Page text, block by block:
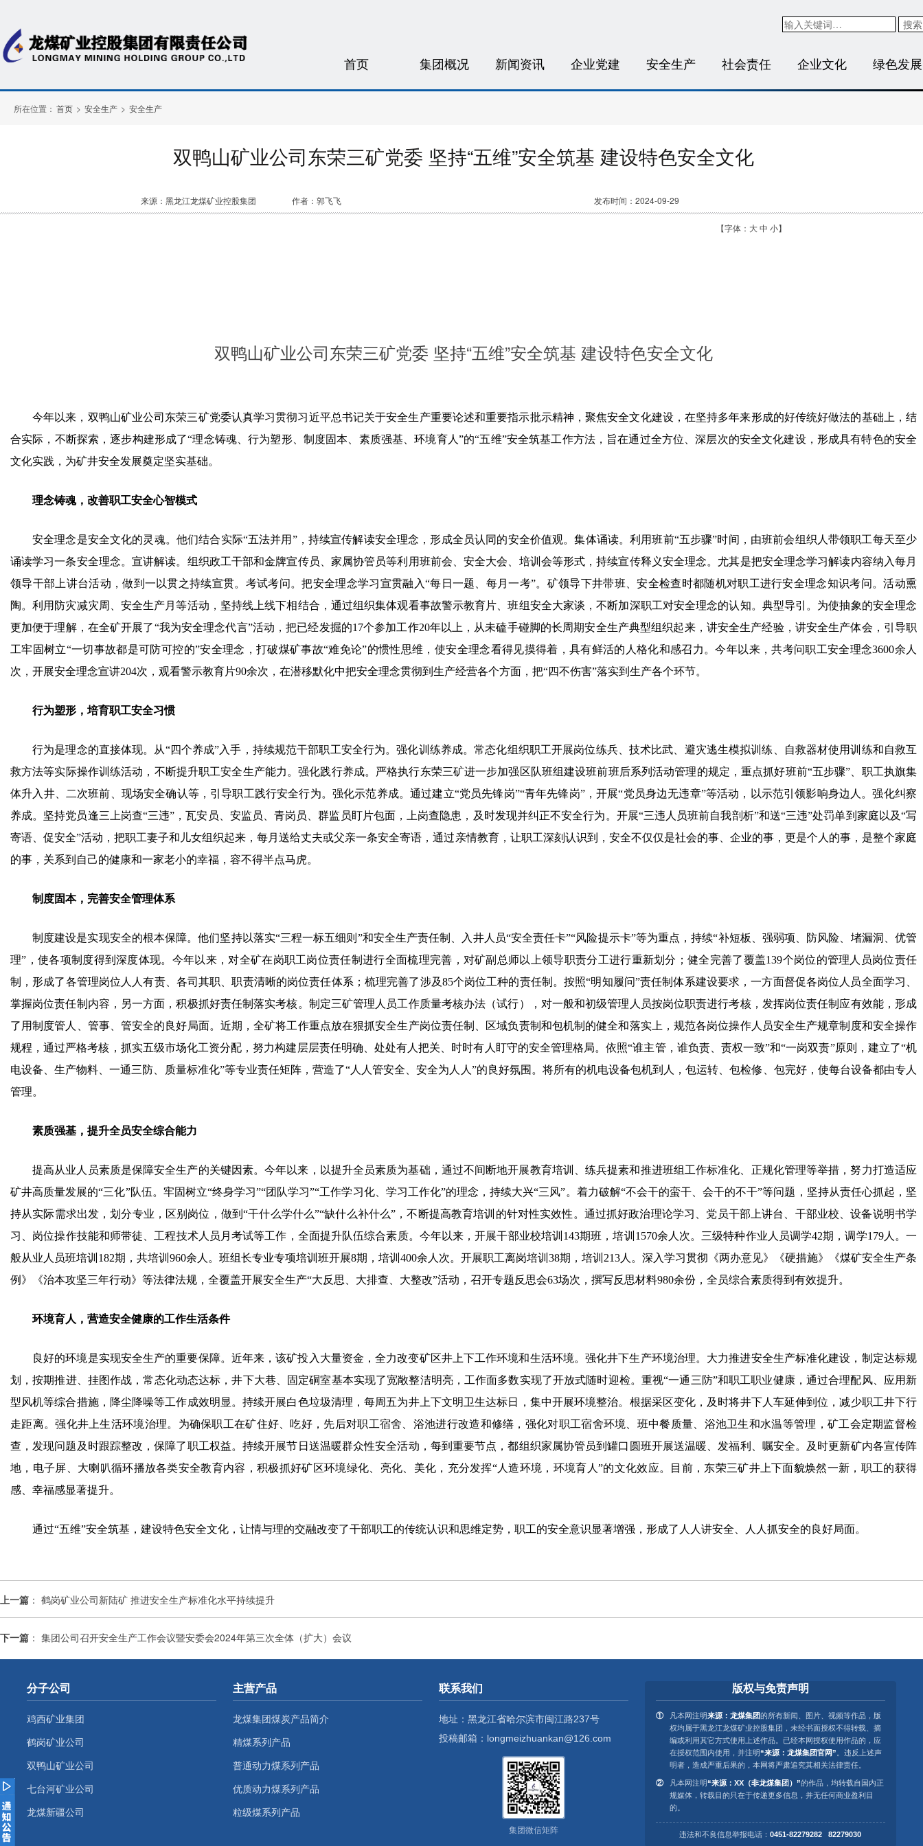
搜索
首页 集团概况 新闻资讯 企业党建 安全生产 社会责任 企业文化 绿色发展
所在位置： 首页 > 安全生产 > 安全生产
双鸭山矿业公司东荣三矿党委 坚持“五维”安全筑基 建设特色安全文化
来源：黑龙江龙煤矿业控股集团 作者：郭飞飞 发布时间：2024-09-29
【字体： 大中 小】
双鸭山矿业公司东荣三矿党委 坚持“五维”安全筑基 建设特色安全文化
今年以来，双鸭山矿业公司东荣三矿党委认真学习贯彻习近平总书记关于安全生产重要论述和重要指示批示精神，聚焦安全文化建设，在坚持多年来形成的好传统好做法的基础上，结
合实际，不断探索，逐步构建形成了“理念铸魂、行为塑形、制度固本、素质强基、环境育人”的“五维”安全筑基工作方法，旨在通过全方位、深层次的安全文化建设，形成具有特色的安全
文化实践，为矿井安全发展奠定坚实基础。
理念铸魂，改善职工安全心智模式
安全理念是安全文化的灵魂。他们结合实际“五法并用”，持续宣传解读安全理念，形成全员认同的安全价值观。集体诵读。利用班前“五步骤”时间，由班前会组织人带领职工每天至少
诵读学习一条安全理念。宣讲解读。组织政工干部和金牌宣传员、家属协管员等利用班前会、安全大会、培训会等形式，持续宣传释义安全理念。尤其是把安全理念学习解读内容纳入每月
领导干部上讲台活动，做到一以贯之持续宣贯。考试考问。把安全理念学习宣贯融入“每日一题、每月一考”。矿领导下井带班、安全检查时都随机对职工进行安全理念知识考问。活动熏
陶。利用防灾减灾周、安全生产月等活动，坚持线上线下相结合，通过组织集体观看事故警示教育片、班组安全大家谈，不断加深职工对安全理念的认知。典型导引。为使抽象的安全理念
更加便于理解，在全矿开展了“我为安全理念代言”活动，把已经发掘的17个参加工作20年以上，从未磕手碰脚的长周期安全生产典型组织起来，讲安全生产经验，讲安全生产体会，引导职
工牢固树立“一切事故都是可防可控的”安全理念，打破煤矿事故“难免论”的惯性思维，使安全理念看得见摸得着，具有鲜活的人格化和感召力。今年以来，共考问职工安全理念3600余人
次，开展安全理念宣讲204次，观看警示教育片90余次，在潜移默化中把安全理念贯彻到生产经营各个方面，把“四不伤害”落实到生产各个环节。
行为塑形，培育职工安全习惯
行为是理念的直接体现。从“四个养成”入手，持续规范干部职工安全行为。强化训练养成。常态化组织职工开展岗位练兵、技术比武、避灾逃生模拟训练、自救器材使用训练和自救互
救方法等实际操作训练活动，不断提升职工安全生产能力。强化践行养成。严格执行东荣三矿进一步加强区队班组建设班前班后系列活动管理的规定，重点抓好班前“五步骤”、职工执旗集
体升入井、二次班前、现场安全确认等，引导职工践行安全行为。强化示范养成。通过建立“党员先锋岗”“青年先锋岗”，开展“党员身边无违章”等活动，以示范引领影响身边人。强化纠察
养成。坚持党员逢三上岗查“三违”，瓦安员、安监员、青岗员、群监员盯片包面，上岗查隐患，及时发现并纠正不安全行为。开展“三违人员班前自我剖析”和送“三违”处罚单到家庭以及“写
寄语、促安全”活动，把职工妻子和儿女组织起来，每月送给丈夫或父亲一条安全寄语，通过亲情教育，让职工深刻认识到，安全不仅仅是社会的事、企业的事，更是个人的事，是整个家庭
的事，关系到自己的健康和一家老小的幸福，容不得半点马虎。
制度固本，完善安全管理体系
制度建设是实现安全的根本保障。他们坚持以落实“三程一标五细则”和安全生产责任制、入井人员“安全责任卡”“风险提示卡”等为重点，持续“补短板、强弱项、防风险、堵漏洞、优管
理”，使各项制度得到深度体现。今年以来，对全矿在岗职工岗位责任制进行全面梳理完善，对矿副总师以上领导职责分工进行重新划分；健全完善了覆盖139个岗位的管理人员岗位责任
制，形成了各管理岗位人人有责、各司其职、职责清晰的岗位责任体系；梳理完善了涉及85个岗位工种的责任制。按照“明知履问”责任制体系建设要求，一方面督促各岗位人员全面学习、
掌握岗位责任制内容，另一方面，积极抓好责任制落实考核。制定三矿管理人员工作质量考核办法（试行），对一般和初级管理人员按岗位职责进行考核，发挥岗位责任制应有效能，形成
了用制度管人、管事、管安全的良好局面。近期，全矿将工作重点放在狠抓安全生产岗位责任制、区域负责制和包机制的健全和落实上，规范各岗位操作人员安全生产规章制度和安全操作
规程，通过严格考核，抓实五级市场化工资分配，努力构建层层责任明确、处处有人把关、时时有人盯守的安全管理格局。依照“谁主管，谁负责、责权一致”和“一岗双责”原则，建立了“机
电设备、生产物料、一通三防、质量标准化”等专业责任矩阵，营造了“人人管安全、安全为人人”的良好氛围。将所有的机电设备包机到人，包运转、包检修、包完好，使每台设备都由专人
管理。
素质强基，提升全员安全综合能力
提高从业人员素质是保障安全生产的关键因素。今年以来，以提升全员素质为基础，通过不间断地开展教育培训、练兵提素和推进班组工作标准化、正规化管理等举措，努力打造适应
矿井高质量发展的“三化”队伍。牢固树立“终身学习”“团队学习”“工作学习化、学习工作化”的理念，持续大兴“三风”。着力破解“不会干的蛮干、会干的不干”等问题，坚持从责任心抓起，坚
持从实际需求出发，划分专业，区别岗位，做到“干什么学什么”“缺什么补什么”，不断提高教育培训的针对性实效性。通过抓好政治理论学习、党员干部上讲台、干部业校、设备说明书学
习、岗位操作技能和师带徒、工程技术人员月考试等工作，全面提升队伍综合素质。今年以来，开展干部业校培训143期班，培训1570余人次。三级特种作业人员调学42期，调学179人。一
般从业人员班培训182期，共培训960余人。班组长专业专项培训班开展8期，培训400余人次。开展职工离岗培训38期，培训213人。深入学习贯彻《两办意见》《硬措施》《煤矿安全生产条
例》《治本攻坚三年行动》等法律法规，全覆盖开展安全生产“大反思、大排查、大整改”活动，召开专题反思会63场次，撰写反思材料980余份，全员综合素质得到有效提升。
环境育人，营造安全健康的工作生活条件
良好的环境是实现安全生产的重要保障。近年来，该矿投入大量资金，全力改变矿区井上下工作环境和生活环境。强化井下生产环境治理。大力推进安全生产标准化建设，制定达标规
划，按期推进、挂图作战，常态化动态达标，井下大巷、固定硐室基本实现了宽敞整洁明亮，工作面多数实现了开放式随时迎检。重视“一通三防”和职工职业健康，通过合理配风、应用新
型风机等综合措施，降尘降噪等工作成效明显。持续开展白色垃圾清理，每周五为井上下文明卫生达标日，集中开展环境整治。根据采区变化，及时将井下人车延伸到位，减少职工井下行
走距离。强化井上生活环境治理。为确保职工在矿住好、吃好，先后对职工宿舍、浴池进行改造和修缮，强化对职工宿舍环境、班中餐质量、浴池卫生和水温等管理，矿工会定期监督检
查，发现问题及时跟踪整改，保障了职工权益。持续开展节日送温暖群众性安全活动，每到重要节点，都组织家属协管员到罐口圆班开展送温暖、发福利、嘱安全。及时更新矿内各宣传阵
地，电子屏、大喇叭循环播放各类安全教育内容，积极抓好矿区环境绿化、亮化、美化，充分发挥“人造环境，环境育人”的文化效应。目前，东荣三矿井上下面貌焕然一新，职工的获得
感、幸福感显著提升。
通过“五维”安全筑基，建设特色安全文化，让情与理的交融改变了干部职工的传统认识和思维定势，职工的安全意识显著增强，形成了人人讲安全、人人抓安全的良好局面。
上一篇 ： 鹤岗矿业公司新陆矿 推进安全生产标准化水平持续提升
下一篇 ： 集团公司召开安全生产工作会议暨安委会2024年第三次全体（扩大）会议
分子公司
鸡西矿业集团
鹤岗矿业公司
双鸭山矿业公司
七台河矿业公司
龙煤新疆公司
主营产品
龙煤集团煤炭产品简介
精煤系列产品
普通动力煤系列产品
优质动力煤系列产品
粒级煤系列产品
联系我们
地址：黑龙江省哈尔滨市闽江路237号
投稿邮箱：longmeizhuankan@126.com
集团微信矩阵
版权与免责声明
凡本网注明来源：龙煤集团的所有新闻、图片、视频等作品，版
权均属于黑龙江龙煤矿业控股集团，未经书面授权不得转载、摘
编或利用其它方式使用上述作品。已经本网授权使用作品的，应
在授权范围内使用，并注明“来源：龙煤集团官网” 。违反上述声
明者，造成严重后果的，本网将严肃追究其相关法律责任。
凡本网注明“来源：XX（非龙煤集团）”的作品，均转载自国内正
规媒体，转载目的只在于传递更多信息，并无任何商业盈利目
的。
违法和不良信息举报电话：0451-82279282 82279030